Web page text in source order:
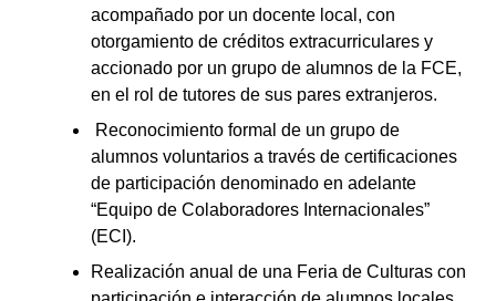
acompañado por un docente local, con
otorgamiento de créditos extracurriculares y
accionado por un grupo de alumnos de la FCE,
en el rol de tutores de sus pares extranjeros.
Reconocimiento formal de un grupo de
alumnos voluntarios a través de certificaciones
de participación denominado en adelante
“Equipo de Colaboradores Internacionales”
(ECI).
Realización anual de una Feria de Culturas con